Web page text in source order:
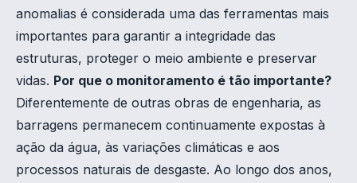
anomalias é considerada uma das ferramentas mais
importantes para garantir a integridade das
estruturas, proteger o meio ambiente e preservar
vidas. Por que o monitoramento é tão importante?
Diferentemente de outras obras de engenharia, as
barragens permanecem continuamente expostas à
ação da água, às variações climáticas e aos
processos naturais de desgaste. Ao longo dos anos,